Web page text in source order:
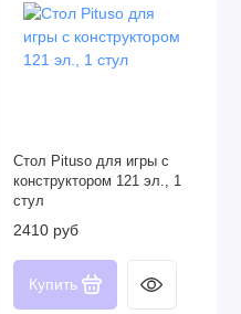
Стол Pituso для игры с
конструктором 121 эл., 1
стул
2410 руб
Купить